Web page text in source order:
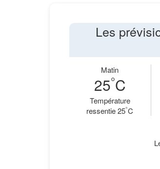
Les
Matin
25°C
Température
ressentie 25°C